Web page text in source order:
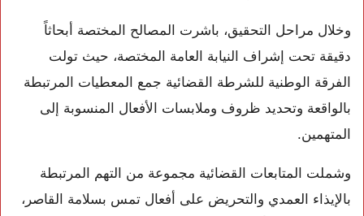
وخلال مراحل التحقيق، باشرت المصالح المختصة أبحاثاً
دقيقة تحت إشراف النيابة العامة المختصة، حيث تولت
الفرقة الوطنية للشرطة القضائية جمع المعطيات المرتبطة
بالواقعة وتحديد ظروف وملابسات الأفعال المنسوبة إلى
المتهمين.
وشملت المتابعات القضائية مجموعة من التهم المرتبطة
بالإيذاء العمدي والتحريض على أفعال تمس بسلامة القاصر،